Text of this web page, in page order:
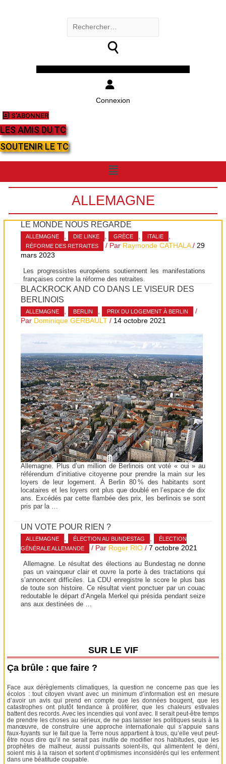
Rechercher :
Connexion
S'ABONNER
LES AMIS DU TC
SOUTENIR LE TC
Menu
ALLEMAGNE
LE MONDE NOUS REGARDE
ALLEMAGNE , DIE LINKE , GRÈCE , ITALIE ,
RÉFORME DES RETRAITES / Par Raymonde CATHALA /29
mars 2023
Les progressistes européens soutiennent les manifestations
françaises contre la réforme des retraites.
BLACKROCK AND CO DANS LE VISEUR DES
BERLINOIS
ALLEMAGNE , BERLIN , PRIX DU LOGEMENT À BERLIN
/
Par Dominique GERBAULT / 14 octobre 2021
Allemagne. Plus d’un million de Berlinois ont voté « oui » au
référendum d’initiative citoyenne pour prendre la main sur les
loyers de leur logement. À Berlin 80 % des habitants sont
locataires et les loyers ont plus que doublé en l’espace de dix
ans. Excédés par cette flambée des prix, les berlinois se sont
pris par la …
UN VOTE POUR RIEN ?
ALLEMAGNE ÉLECTION AU BUNDESTAG
ÉLECTION
GÉNÉRALE ALLEMANDE
/ Par Roger RIO /7 octobre 2021
Allemagne. Le résultat des élections au Bundestag ne donne
pas un vainqueur clair et ouvre la porte à des tractations qui
s’annoncent difficiles. La CDU enregistre le score le plus bas
de toute son histoire. Ce résultat vient ponctuer par un couac
redoutable le départ d’Angela Merkel qui présida pendant seize
ans aux destinées de …
SUR LE VIF
Ça brûle : que faire ?
Face aux dérèglements climatiques, la question ne concerne pas que les
écolos : tout citoyen vivant avec un minimum d’information est en mesure
d’avoir un avis qui prend en compte que les données bougent, que les
catastrophes ont plutôt tendance à proliférer, que les chaleurs estivales
battent des records. Avec les incendies qui vont avec. Il serait peut-être temps
de prendre les choses au sérieux, de ne pas laisser les politiques seuls à la
manœuvre, de construire une approche internationale qui s’appuie sans
faux-fuyants sur le fait que la Terre nous appartient à tous, qu’elle veut peut-
être nous dire qu’il ne serait pas inutile de modifier nos habitudes, que les
prophètes de malheur, aussi puissants soient-ils, qui alimentent le déni,
soient mis à la raison et sortent d’optimismes inconsidérés qui les enferment
dans une béatitude coupable.